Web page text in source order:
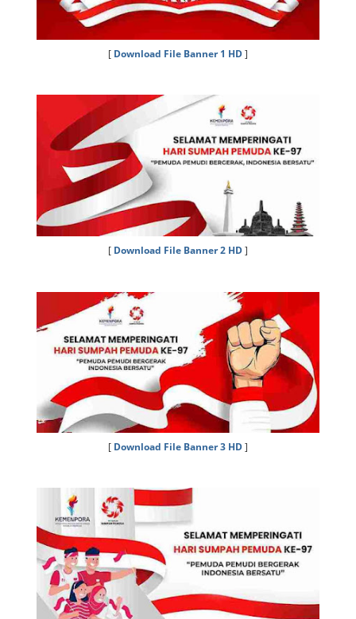
[ Download File Banner 1 HD]
[ Download File Banner 2 HD]
[ Download File Banner 3 HD]